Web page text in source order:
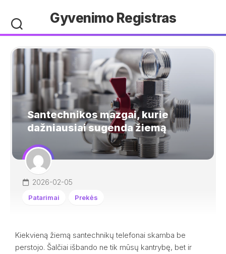
content
Gyvenimo Registras
Santechnikos mazgai, kurie
dažniausiai sugenda žiemą
2026-02-05
Patarimai Prekės
Kiekvieną žiemą santechnikų telefonai skamba be
perstojo. Šalčiai išbando ne tik mūsų kantrybę, bet ir